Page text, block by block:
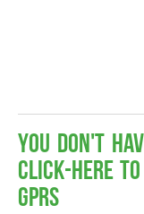
You don't
Click-here to
GPRS